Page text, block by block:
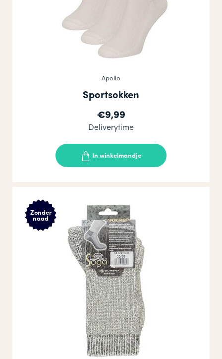
Apollo
Sportsokken
€9,99
Deliverytime
In winkelmandje
Zonder
naad